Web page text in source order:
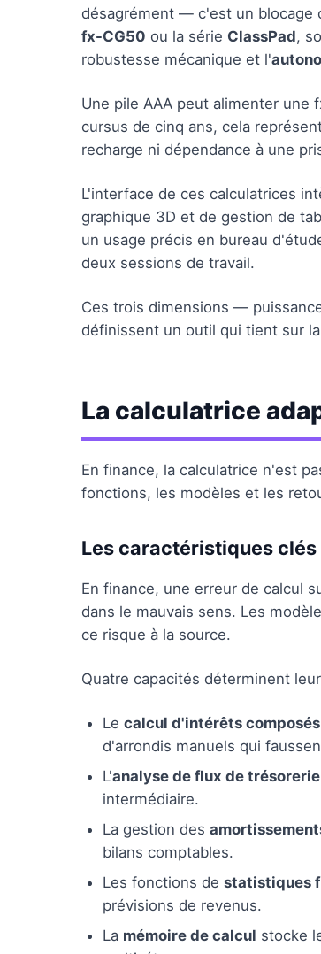
désagrément — c'est un blocage
fx-CG50 ou la série ClassPad,
robustesse mécanique et l'
Une pile AAA peut alimenter une
cursus de cinq ans, cela
recharge ni dépendance à une
L'interface de ces calculatrices
graphique 3D et de gestion de
un usage précis en bureau
deux sessions de travail.
Ces trois dimensions —
définissent un outil qui tient sur
La calculatrice
En finance, la calculatrice n'est
fonctions, les modèles et les
Les caractéristiques
En finance, une erreur de calcul
dans le mauvais sens. Les
ce risque à la source.
Quatre capacités déterminent
Le calcul d'intérêts composés
d'arrondis manuels qui
L'analyse de flux de trésorerie
intermédiaire.
La gestion des
bilans comptables.
Les fonctions de statistiques
prévisions de revenus.
La mémoire de calcul stocke